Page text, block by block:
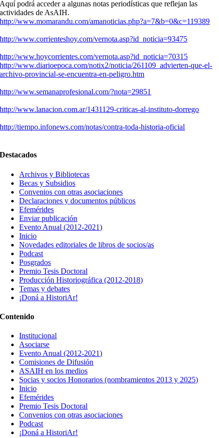
Aquí podrá acceder a algunas notas periodísticas que reflejan las
actividades de AsAIH.
http://www.momarandu.com/amanoticias.php?a=7&b=0&c=119389
http://www.corrienteshoy.com/vernota.asp?id_noticia=93475
http://www.hoycorrientes.com/vernota.asp?id_noticia=70315
http://www.diarioepoca.com/notix2/noticia/261109_advierten-que-el-
archivo-provincial-se-encuentra-en-peligro.htm
http://www.semanaprofesional.com/?nota=29851
http://www.lanacion.com.ar/1431129-criticas-al-instituto-dorrego
http://tiempo.infonews.com/notas/contra-toda-historia-oficial
Destacados
Archivos y Bibliotecas
Becas y Subsidios
Convenios con otras asociaciones
Declaraciones y documentos públicos
Efemérides
Enviar publicación
Evento Anual (2012-2021)
Inicio
Novedades editoriales de libros de socios/as
Podcast
Posgrados
Premio Tesis Doctoral
Producción Historiográfica (2012-2018)
Temas y debates
¡Doná a HistoriAr!
Contenido
Institucional
Asociarse
Evento Anual (2012-2021)
Comisiones de Difusión
ASAIH en los medios
Socias y socios Honorarios (nombramientos 2013 y 2025)
Inicio
Efemérides
Premio Tesis Doctoral
Convenios con otras asociaciones
Podcast
¡Doná a HistoriAr!